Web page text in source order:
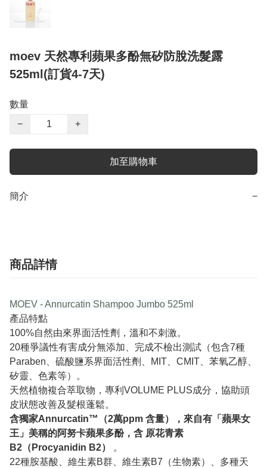
moev 天然專利蘋果多酚無矽防脫洗髮露
525ml(訂貨4-7天)
數量
−
+
加至購物車
簡介 −
商品詳情
MOEV - Annurcatin Shampoo Jumbo 525ml
產品特點
100%自然由來界面活性劑，溫和不刺激。
20種爭議性有害成分無添加、完成不檢出測試（包含7種
Paraben、硫酸鹽系界面活性劑、MIT、CMIT、苯氧乙醇、
矽靈、色素等）。
天然植物複合萃取物，專利VOLUME PLUS成分，協助頭
皮狀態改善及髮根蓬鬆。
含獨家Annurcatin™（2萬ppm 含量），來自有「蘋果女
王」美稱的阿努卡蘋果多酚，含 原花青素
B2（Procyanidin B2）
。
22種胺基酸、維生素B群、維生素B7（生物素）、多種天